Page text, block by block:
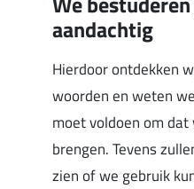
aandachtig
Hierdoor ontdekken
woorden en weten
moet voldoen om
brengen. Tevens
zien of we gebruik